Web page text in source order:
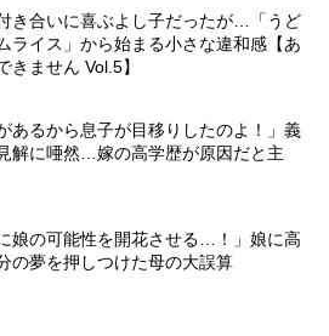
き合いに喜ぶよし子だったが…「うど
ライス」から始まる小さな違和感【あ
きません Vol.5】
あるから息子が目移りしたのよ！」義
解に唖然…嫁の高学歴が原因だと主
娘の可能性を開花させる…！」娘に高
の夢を押しつけた母の大誤算